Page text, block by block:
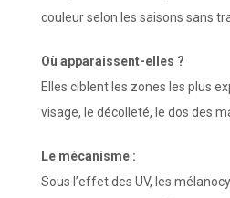
couleur selon les saisons sans
Où apparaissent-elles ?
Elles ciblent les zones les plus
visage, le décolleté, le dos des
Le mécanisme :
Sous l’effet des UV, les